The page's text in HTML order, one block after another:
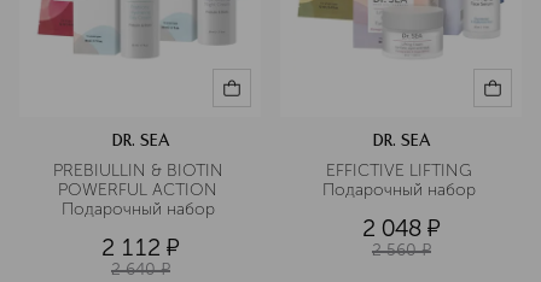
DR. SEA
PREBIULLIN & BIOTIN
POWERFUL ACTION
Подарочный набор
2 112 ¤
2 640 ¤
DR. SEA
EFFICTIVE LIFTING
Подарочный набор
2 048 ¤
2 560 ¤